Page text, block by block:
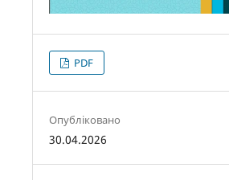
PDF
Опубліковано
30.04.2026